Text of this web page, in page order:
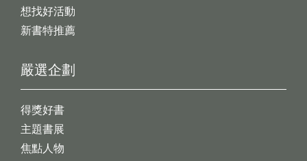
想找好活動
新書特推薦
嚴選企劃
得獎好書
主題書展
焦點人物